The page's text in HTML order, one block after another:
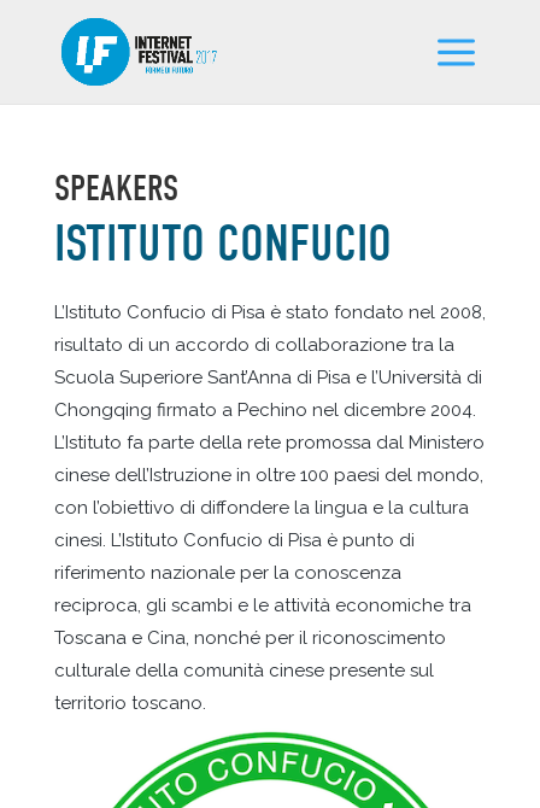
SPEAKERS
ISTITUTO CONFUCIO
L’Istituto Confucio di Pisa è stato fondato nel 2008,
risultato di un accordo di collaborazione tra la
Scuola Superiore Sant’Anna di Pisa e l’Università di
Chongqing firmato a Pechino nel dicembre 2004.
L’Istituto fa parte della rete promossa dal Ministero
cinese dell’Istruzione in oltre 100 paesi del mondo,
con l’obiettivo di diffondere la lingua e la cultura
cinesi. L’Istituto Confucio di Pisa è punto di
riferimento nazionale per la conoscenza
reciproca, gli scambi e le attività economiche tra
Toscana e Cina, nonché per il riconoscimento
culturale della comunità cinese presente sul
territorio toscano.